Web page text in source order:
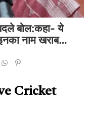
बोल:कहा- ये
नाम खराब…
Cricket